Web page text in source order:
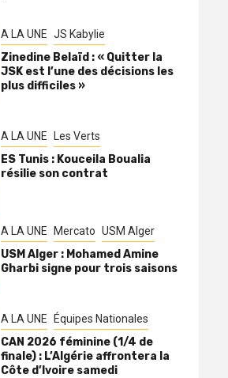
A LA UNE JS Kabylie
Zinedine Belaïd : « Quitter la
JSK est l’une des décisions les
plus difficiles »
A LA UNE Les Verts
ES Tunis : Kouceila Boualia
résilie son contrat
A LA UNE Mercato USM Alger
USM Alger : Mohamed Amine
Gharbi signe pour trois saisons
A LA UNE Équipes Nationales
CAN 2026 féminine (1/4 de
finale) : L’Algérie affrontera la
Côte d’Ivoire samedi